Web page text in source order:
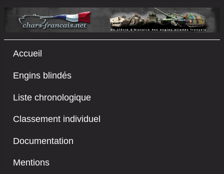
Accueil
Engins blindés
Liste chronologique
Classement individuel
Documentation
Mentions